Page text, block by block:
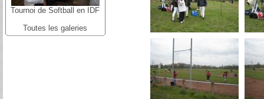
Tournoi de Softball en IDF
Toutes les galeries